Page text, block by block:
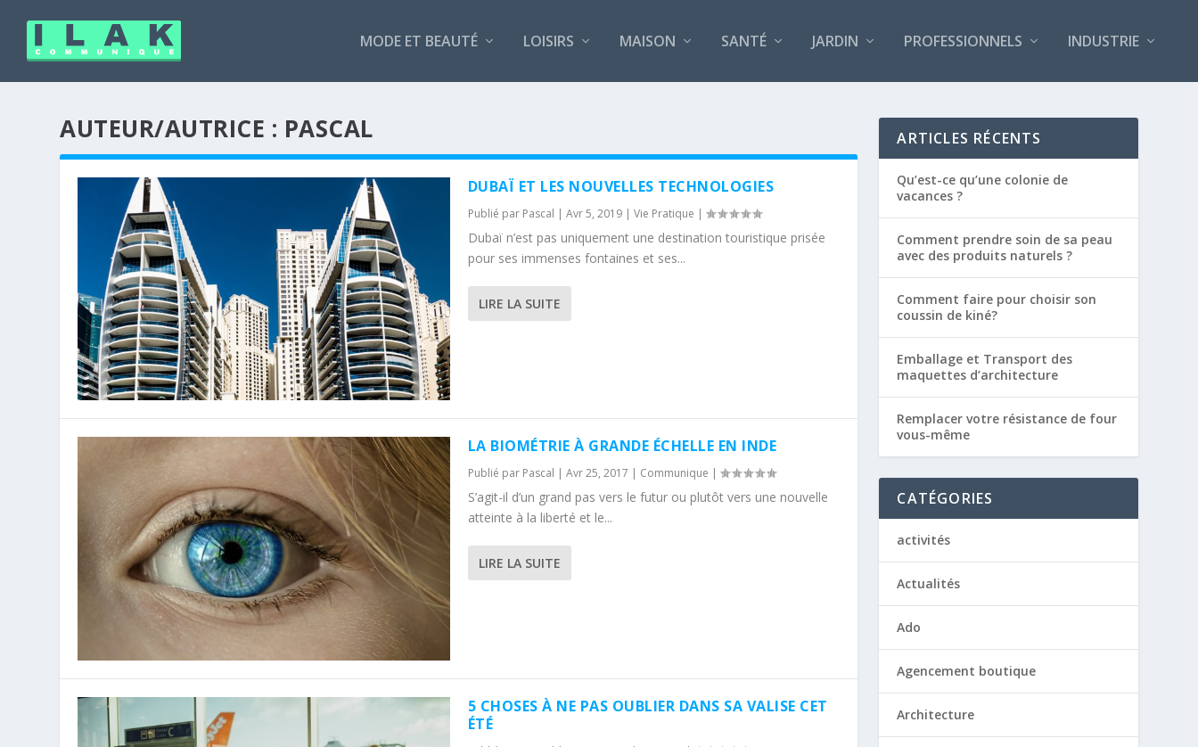
MODE ET BEAUTÉ LOISIRS MAISON SANTÉ JARDIN PROFESSIONNELS INDUSTRIE
AUTEUR/AUTRICE : PASCAL
DUBAÏ ET LES NOUVELLES TECHNOLOGIES
Publié par Pascal | Avr 5, 2019| Vie Pratique |
Dubaï n’est pas uniquement une destination touristique prisée
pour ses immenses fontaines et ses...
LIRE LA SUITE
LA BIOMÉTRIE À GRANDE ÉCHELLE EN INDE
Publié par Pascal | Avr 25, 2017 | Communique |
S’agit-il d’un grand pas vers le futur ou plutôt vers une nouvelle
atteinte à la liberté et le...
LIRE LA SUITE
5 CHOSES À NE PAS OUBLIER DANS SA VALISE CET
ÉTÉ
ARTICLES RÉCENTS
Qu’est-ce qu’une colonie de
vacances ?
Comment prendre soin de sa peau
avec des produits naturels ?
Comment faire pour choisir son
coussin de kiné?
Emballage et Transport des
maquettes d’architecture
Remplacer votre résistance de four
vous-même
CATÉGORIES
activités
Actualités
Ado
Agencement boutique
Architecture